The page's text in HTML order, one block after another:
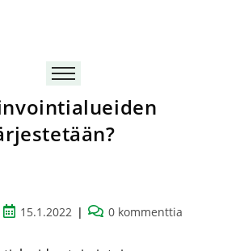
15.1.2022 0 kommenttia